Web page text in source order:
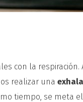
con la
realizar una
tiempo, se meta